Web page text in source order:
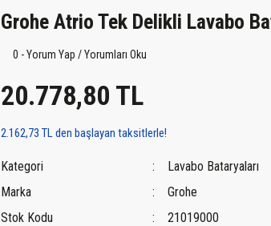
Grohe Atrio Tek Delikli Lavabo
0 - Yorum Yap / Yorumları Oku
20.778,80 TL
2.162,73 TL den başlayan taksitlerle!
Kategori
Lavabo Bataryaları
Marka
Grohe
Stok Kodu
21019000